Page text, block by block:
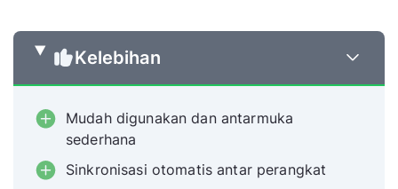
Kelebihan
Mudah digunakan dan antarmuka
sederhana
Sinkronisasi otomatis antar perangkat